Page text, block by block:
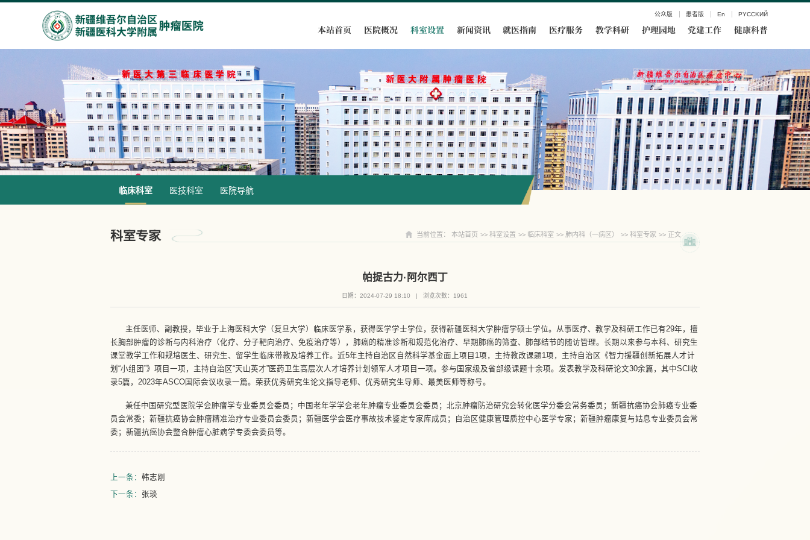
公众版 患者版 En PYCCKИЙ
本站首页 医院概况 科室设置 新闻资讯 就医指南 医疗服务 教学科研 护理园地 党建工作 健康科普
科室设置
临床科室 医技科室 医院导航
科室专家 当前位置： 本站首页 >> 科室设置 >> 临床科室 >> 肺内科（一病区） >> 科室专家 >> 正文
帕提古力·阿尔西丁
日期：2024-07-29 18:10 | 浏览次数： 1961
主任医师、副教授，毕业于上海医科大学（复旦大学）临床医学系，获得医学学士学位，获得新疆医科大学肿瘤学硕士学位。从事医疗、教学及科研工作已有29年，擅
长胸部肿瘤的诊断与内科治疗（化疗、分子靶向治疗、免疫治疗等），肺癌的精准诊断和规范化治疗、早期肺癌的筛查、肺部结节的随访管理。长期以来参与本科、研究生
课堂教学工作和规培医生、研究生、留学生临床带教及培养工作。近5年主持自治区自然科学基金面上项目1项，主持教改课题1项，主持自治区《智力援疆创新拓展人才计
划“小组团”》项目一项，主持自治区“天山英才”医药卫生高层次人才培养计划领军人才项目一项。参与国家级及省部级课题十余项。发表教学及科研论文30余篇，其中SCI收
录5篇，2023年ASCO国际会议收录一篇。荣获优秀研究生论文指导老师、优秀研究生导师、最美医师等称号。
兼任中国研究型医院学会肿瘤学专业委员会委员；中国老年学学会老年肿瘤专业委员会委员；北京肿瘤防治研究会转化医学分委会常务委员；新疆抗癌协会肺癌专业委
员会常委；新疆抗癌协会肿瘤精准治疗专业委员会委员；新疆医学会医疗事故技术鉴定专家库成员；自治区健康管理质控中心医学专家；新疆肿瘤康复与姑息专业委员会常
委；新疆抗癌协会整合肿瘤心脏病学专委会委员等。
上一条： 韩志刚
下一条： 张琰